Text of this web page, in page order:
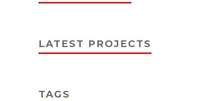
LATEST PROJECTS
TAGS